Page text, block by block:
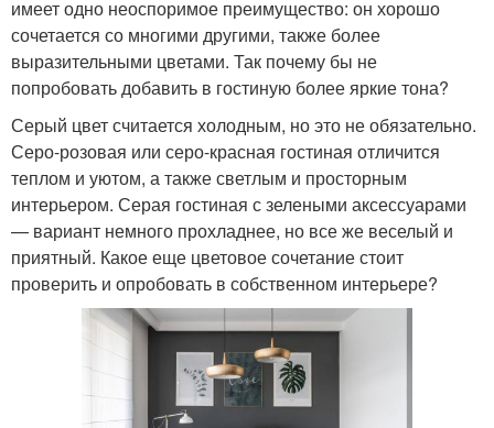
имеет одно неоспоримое преимущество: он хорошо
сочетается со многими другими, также более
выразительными цветами. Так почему бы не
попробовать добавить в гостиную более яркие тона?
Серый цвет считается холодным, но это не обязательно.
Серо-розовая или серо-красная гостиная отличится
теплом и уютом, а также светлым и просторным
интерьером. Серая гостиная с зелеными аксессуарами
— вариант немного прохладнее, но все же веселый и
приятный. Какое еще цветовое сочетание стоит
проверить и опробовать в собственном интерьере?